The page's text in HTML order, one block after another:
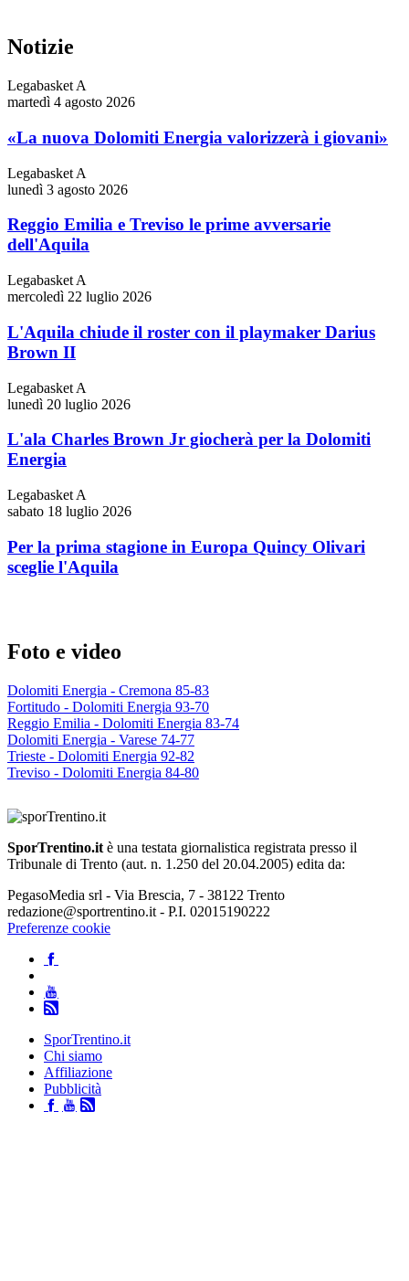
Notizie
Legabasket A
martedì 4 agosto 2026
«La nuova Dolomiti Energia valorizzerà i giovani»
Legabasket A
lunedì 3 agosto 2026
Reggio Emilia e Treviso le prime avversarie
dell'Aquila
Legabasket A
mercoledì 22 luglio 2026
L'Aquila chiude il roster con il playmaker Darius
Brown II
Legabasket A
lunedì 20 luglio 2026
L'ala Charles Brown Jr giocherà per la Dolomiti
Energia
Legabasket A
sabato 18 luglio 2026
Per la prima stagione in Europa Quincy Olivari
sceglie l'Aquila
Foto e video
Dolomiti Energia - Cremona 85-83
Fortitudo - Dolomiti Energia 93-70
Reggio Emilia - Dolomiti Energia 83-74
Dolomiti Energia - Varese 74-77
Trieste - Dolomiti Energia 92-82
Treviso - Dolomiti Energia 84-80
SporTrentino.it è una testata giornalistica registrata presso il
Tribunale di Trento (aut. n. 1.250 del 20.04.2005) edita da:
PegasoMedia srl - Via Brescia, 7 - 38122 Trento
redazione@sportrentino.it - P.I. 02015190222
Preferenze cookie
SporTrentino.it
Chi siamo
Affiliazione
Pubblicità